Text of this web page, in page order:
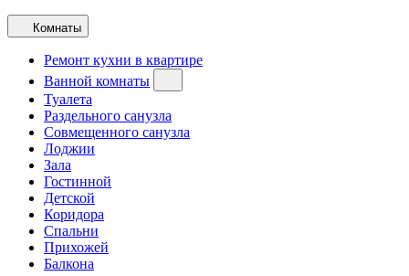
Комнаты
Ремонт кухни в квартире
Ванной комнаты
Туалета
Раздельного санузла
Совмещенного санузла
Лоджии
Зала
Гостинной
Детской
Коридора
Спальни
Прихожей
Балкона